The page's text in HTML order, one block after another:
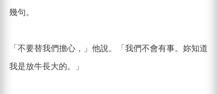
幾句。
「不要替我們擔心，」他說。「我們不會有事。妳知道
我是放牛長大的。」